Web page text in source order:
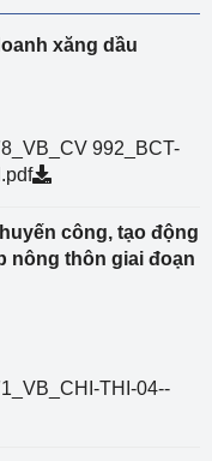
xăng dầu
992_BCT-
công, tạo động
nông thôn giai đoạn
THI-04--